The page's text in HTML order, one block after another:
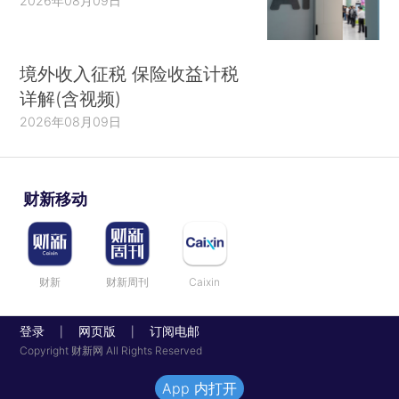
境外收入征税 保险收益计税
详解(含视频)
2026年08月09日
财新移动
财新 财新周刊 Caixin
登录 网页版 订阅电邮
Copyright 财新网 All Rights Reserved
App 内打开